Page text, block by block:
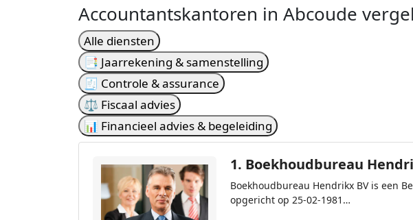
Accountantskantoren in Abcoude
Alle diensten
📑 Jaarrekening & samenstelling
🧾 Controle & assurance
⚖️ Fiscaal advies
📊 Financieel advies & begeleiding
1. Boekhoudbureau
Boekhoudbureau Hendrikx BV is een
opgericht op 25-02-1981…